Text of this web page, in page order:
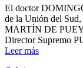
El doctor
de la Unión del
MARTÍN DE
Director Supremo
Leer más